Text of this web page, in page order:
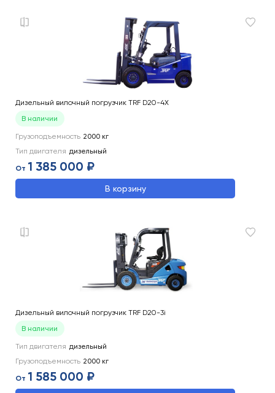
Дизельный вилочный погрузчик TRF D20-4X
В наличии
Грузоподъемность 2000 кг
Тип двигателя дизельный
От 1 385 000 ₽
В корзину
Дизельный вилочный погрузчик TRF D20-3i
В наличии
Тип двигателя дизельный
Грузоподъемность 2000 кг
От 1 585 000 ₽